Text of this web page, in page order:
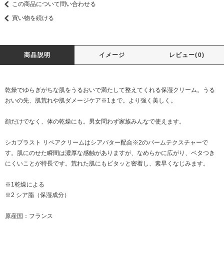
この商品について問い合わせる
買い物を続ける
商品説明 イメージ レビュー(0)
乾燥でゆらぎがちな肌をうるおいで満たして整えてくれる保湿クリーム。うる
おいの先、肌荒れや肌ダメージケア※1まで。より強く美しく。
顔だけでなく、体の乾燥にも。男女問わず家族みんなで使えます。
シカプラスト リペアクリームはシアバター配合※2のバームテクスチャーで
す。肌にのせた瞬間は濃厚な感触がありますが、なめらかに広がり、ベタつき
にくいことが特長です。荒れた肌にもピタッと密着し、素早くなじみます。
※1乾燥による
※2 シア脂（保湿成分）
原産国：フランス